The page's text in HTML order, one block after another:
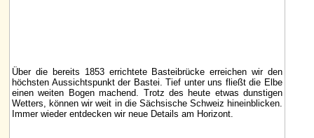
Über die bereits 1853 errichtete Basteibrücke erreichen wir den
höchsten Aussichtspunkt der Bastei. Tief unter uns fließt die Elbe
einen weiten Bogen machend. Trotz des heute etwas dunstigen
Wetters, können wir weit in die Sächsische Schweiz hineinblicken.
Immer wieder entdecken wir neue Details am Horizont.